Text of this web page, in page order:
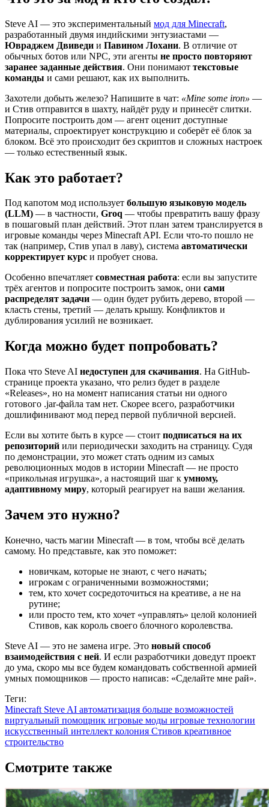
Steve AI — это экспериментальный мод для Minecraft,
разработанный двумя индийскими энтузиастами —
Ювраджем Двиведи и Павином Лохани. В отличие от
обычных ботов или NPC, эти агенты не просто повторяют
заранее заданные действия. Они понимают текстовые
команды и сами решают, как их выполнить.
Захотели добыть железо? Напишите в чат: «Mine some iron» —
и Стив отправится в шахту, найдёт руду и принесёт слитки.
Попросите построить дом — агент оценит доступные
материалы, спроектирует конструкцию и соберёт её блок за
блоком. Всё это происходит без скриптов и сложных настроек
— только естественный язык.
Как это работает?
Под капотом мод использует большую языковую модель
(LLM) — в частности, Groq — чтобы превратить вашу фразу
в пошаговый план действий. Этот план затем транслируется в
игровые команды через Minecraft API. Если что-то пошло не
так (например, Стив упал в лаву), система автоматически
корректирует курс и пробует снова.
Особенно впечатляет совместная работа: если вы запустите
трёх агентов и попросите построить замок, они сами
распределят задачи — один будет рубить дерево, второй —
класть стены, третий — делать крышу. Конфликтов и
дублирования усилий не возникает.
Когда можно будет попробовать?
Пока что Steve AI недоступен для скачивания. На GitHub-
странице проекта указано, что релиз будет в разделе
«Releases», но на момент написания статьи ни одного
готового .jar-файла там нет. Скорее всего, разработчики
дошлифинивают мод перед первой публичной версией.
Если вы хотите быть в курсе — стоит подписаться на их
репозиторий или периодически заходить на страницу. Судя
по демонстрации, это может стать одним из самых
революционных модов в истории Minecraft — не просто
«прикольная игрушка», а настоящий шаг к умному,
адаптивному миру, который реагирует на ваши желания.
Зачем это нужно?
Конечно, часть магии Minecraft — в том, чтобы всё делать
самому. Но представьте, как это поможет:
новичкам, которые не знают, с чего начать;
игрокам с ограниченными возможностями;
тем, кто хочет сосредоточиться на креативе, а не на
рутине;
или просто тем, кто хочет «управлять» целой колонией
Стивов, как король своего блочного королевства.
Steve AI — это не замена игре. Это новый способ
взаимодействия с ней. И если разработчики доведут проект
до ума, скоро мы все будем командовать собственной армией
умных помощников — просто написав: «Сделайте мне рай».
Теги:
Minecraft Steve AI автоматизация больше возможностей
виртуальный помощник игровые моды игровые технологии
искусственный интеллект колония Стивов креативное
строительство
Смотрите также